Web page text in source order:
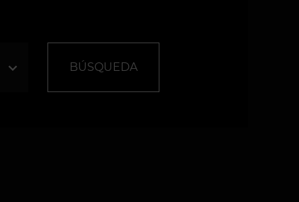
BÚSQUEDA